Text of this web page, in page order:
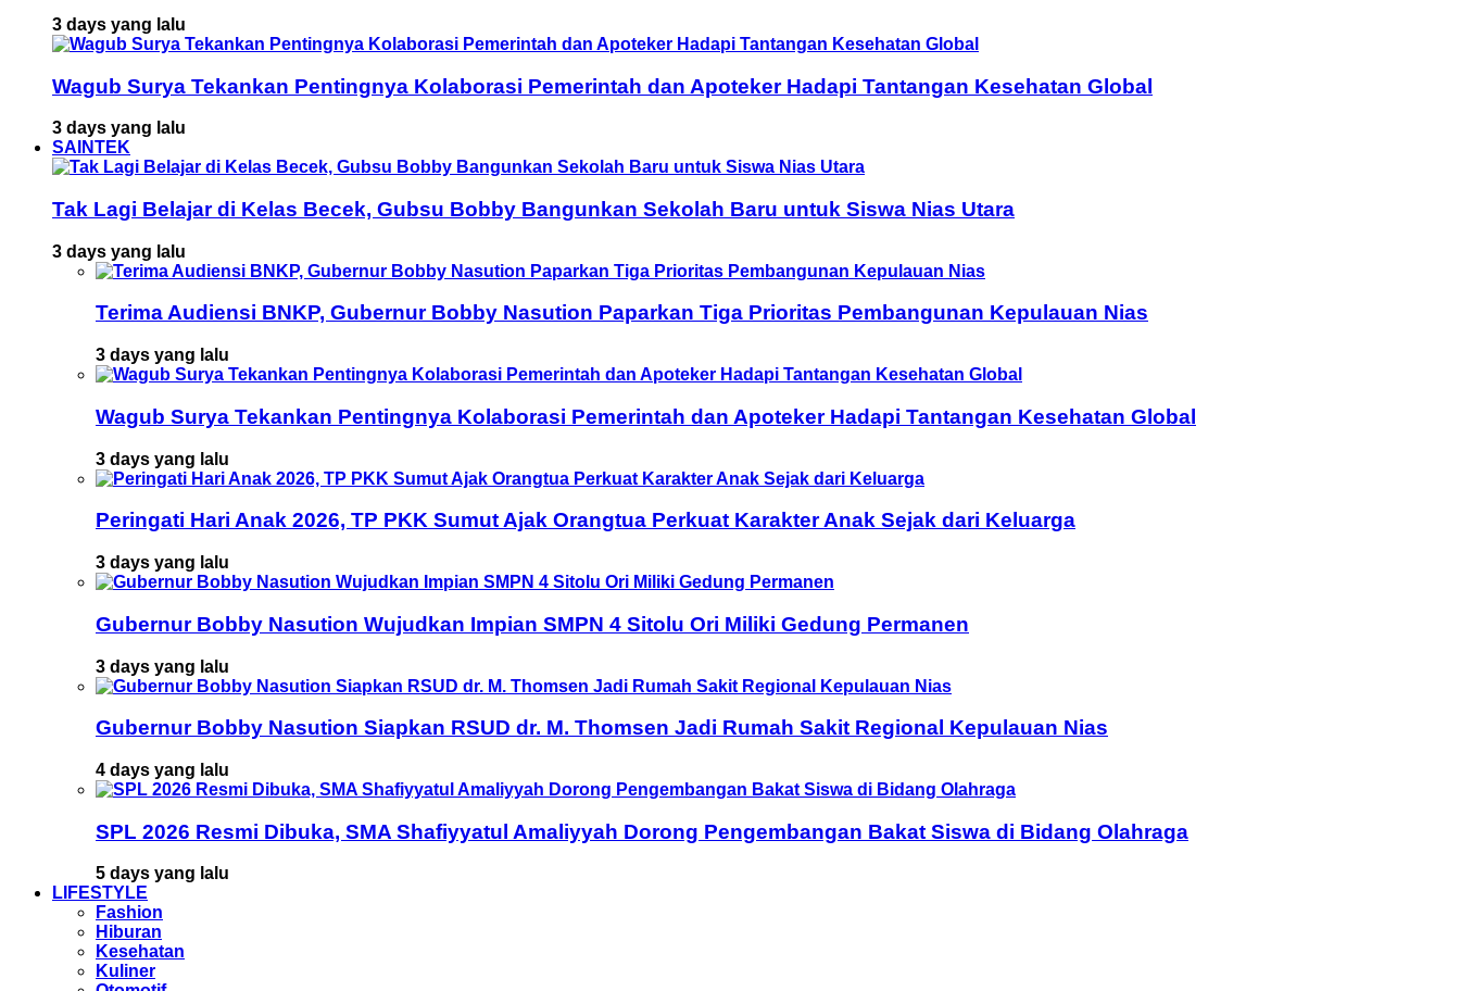
3 days yang lalu
Wagub Surya Tekankan Pentingnya Kolaborasi Pemerintah dan Apoteker Hadapi Tantangan Kesehatan Global
3 days yang lalu
SAINTEK
Tak Lagi Belajar di Kelas Becek, Gubsu Bobby Bangunkan Sekolah Baru untuk Siswa Nias Utara
3 days yang lalu
Terima Audiensi BNKP, Gubernur Bobby Nasution Paparkan Tiga Prioritas Pembangunan Kepulauan Nias
3 days yang lalu
Wagub Surya Tekankan Pentingnya Kolaborasi Pemerintah dan Apoteker Hadapi Tantangan Kesehatan Global
3 days yang lalu
Peringati Hari Anak 2026, TP PKK Sumut Ajak Orangtua Perkuat Karakter Anak Sejak dari Keluarga
3 days yang lalu
Gubernur Bobby Nasution Wujudkan Impian SMPN 4 Sitolu Ori Miliki Gedung Permanen
3 days yang lalu
Gubernur Bobby Nasution Siapkan RSUD dr. M. Thomsen Jadi Rumah Sakit Regional Kepulauan Nias
4 days yang lalu
SPL 2026 Resmi Dibuka, SMA Shafiyyatul Amaliyyah Dorong Pengembangan Bakat Siswa di Bidang Olahraga
5 days yang lalu
LIFESTYLE
Fashion
Hiburan
Kesehatan
Kuliner